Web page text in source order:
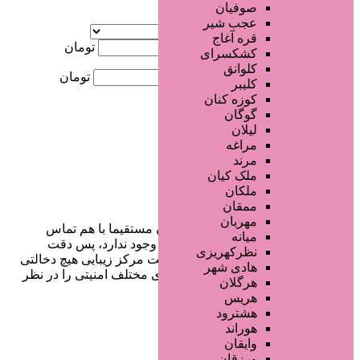
صوفیان
عجب شیر
قره آغاج
کشکسرای
کلوانق
کلیبر
کوزه کنان
گوگان
لیلان
مراغه
مرند
ملک کیان
ملکان
ممقان
مهربان
میانه
نظرکهریزی
هادی شهر
هرگلان
هریس
هشترود
هوراند
وایقان
کمترین قیمت
تومان
بیشترین قیمت تومان
در سایت تبلیغاتی مرکز زیبایی کاربران مستقیما با هم تماس
می‌گیرند و هیچ واسطه‌ای در این میان وجود ندارد، پس دقت
فرمایید که در خرید و فروشِ شما سایت مرکز زیبایی هیچ دخالتی
نداشته و کاربران باید خودشان جنبه‌های مختلف امنیتی را در نظر
دسترسی سریع